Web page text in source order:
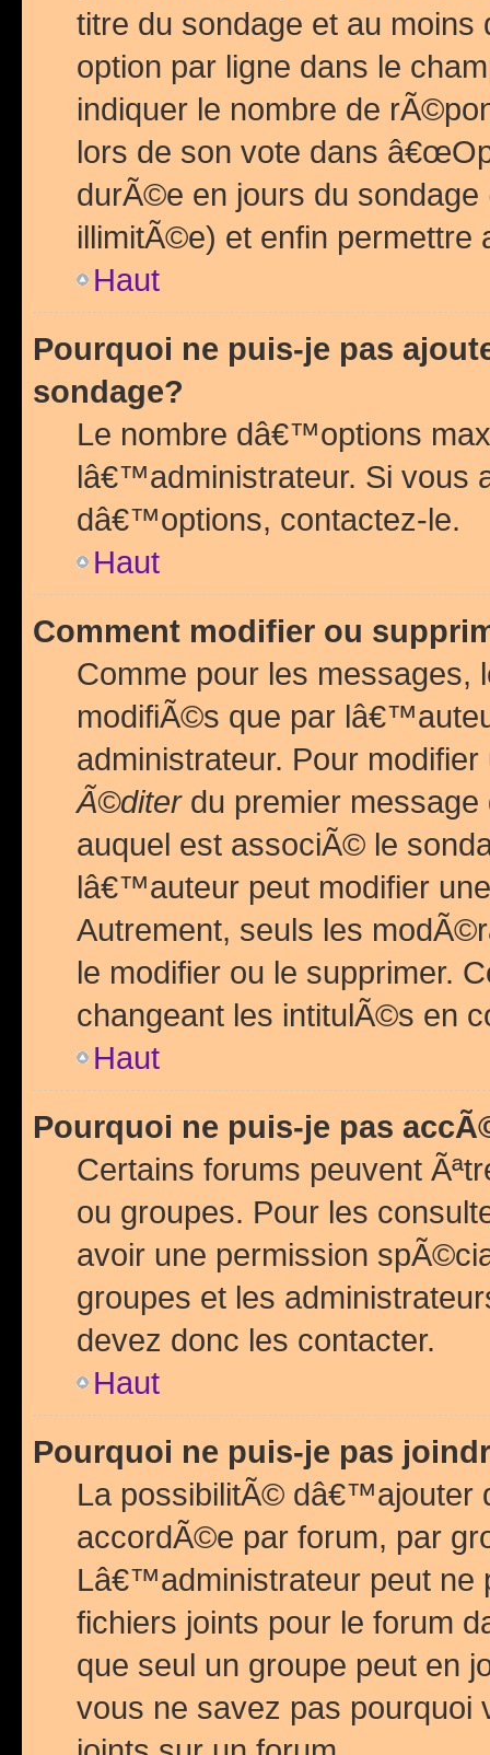
titre du sondage et au
option par ligne dans le
indiquer le nombre de
lors de son vote dans
durÃ©e en jours du
illimitÃ©e) et enfin permettre
Haut
Pourquoi ne puis-je pas
sondage?
Le nombre dâ€™options
lâ€™administrateur. Si vous
dâ€™options, contactez-le.
Haut
Comment modifier ou
Comme pour les messages,
modifiÃ©s que par
administrateur. Pour
Ã©diterdu premier
auquel est associÃ© le
lâ€™auteur peut modifier
Autrement, seuls les
le modifier ou le supprimer.
changeant les intitulÃ©s en
Haut
Pourquoi ne puis-je pas
Certains forums peuvent
ou groupes. Pour les
avoir une permission
groupes et les
devez donc les contacter.
Haut
Pourquoi ne puis-je pas
La possibilitÃ© dâ€™ajouter
accordÃ©e par forum, par
Lâ€™administrateur peut
fichiers joints pour le forum
que seul un groupe peut en
vous ne savez pas pourquoi